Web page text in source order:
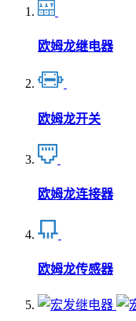
欧姆龙继电器
欧姆龙开关
欧姆龙连接器
欧姆龙传感器